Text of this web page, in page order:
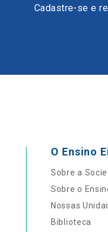
Cadastre-se e
O Ensino
Sobre a
Sobre o
Nossas
Biblioteca